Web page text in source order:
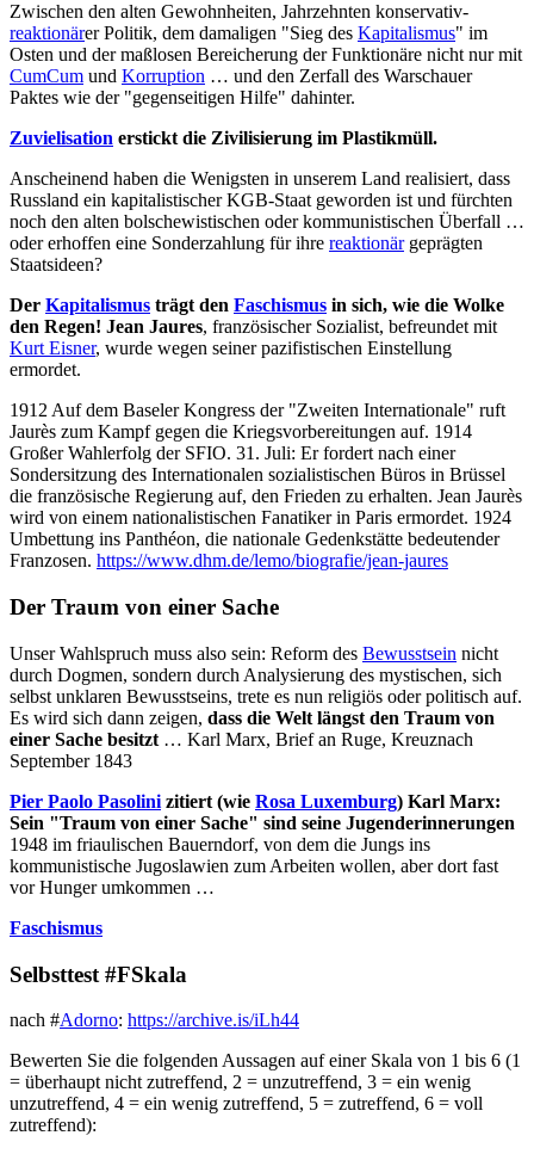
Zwischen den alten Gewohnheiten, Jahrzehnten konservativ-
reaktionärer Politik, dem damaligen "Sieg des Kapitalismus" im
Osten und der maßlosen Bereicherung der Funktionäre nicht nur mit
CumCum und Korruption … und den Zerfall des Warschauer
Paktes wie der "gegenseitigen Hilfe" dahinter.
Zuvielisation erstickt die Zivilisierung im Plastikmüll.
Anscheinend haben die Wenigsten in unserem Land realisiert, dass
Russland ein kapitalistischer KGB-Staat geworden ist und fürchten
noch den alten bolschewistischen oder kommunistischen Überfall …
oder erhoffen eine Sonderzahlung für ihre reaktionärgeprägten
Staatsideen?
Der Kapitalismus trägt den Faschismus in sich, wie die Wolke
den Regen! Jean Jaures, französischer Sozialist, befreundet mit
Kurt Eisner, wurde wegen seiner pazifistischen Einstellung
ermordet.
1912 Auf dem Baseler Kongress der "Zweiten Internationale" ruft
Jaurès zum Kampf gegen die Kriegsvorbereitungen auf. 1914
Großer Wahlerfolg der SFIO. 31. Juli: Er fordert nach einer
Sondersitzung des Internationalen sozialistischen Büros in Brüssel
die französische Regierung auf, den Frieden zu erhalten. Jean Jaurès
wird von einem nationalistischen Fanatiker in Paris ermordet. 1924
Umbettung ins Panthéon, die nationale Gedenkstätte bedeutender
Franzosen. https://www.dhm.de/lemo/biografie/jean-jaures
Der Traum von einer Sache
Unser Wahlspruch muss also sein: Reform des Bewusstsein nicht
durch Dogmen, sondern durch Analysierung des mystischen, sich
selbst unklaren Bewusstseins, trete es nun religiös oder politisch auf.
Es wird sich dann zeigen, dass die Welt längst den Traum von
einer Sache besitzt … Karl Marx, Brief an Ruge, Kreuznach
September 1843
Pier Paolo Pasolini zitiert (wie Rosa Luxemburg) Karl Marx:
Sein "Traum von einer Sache" sind seine Jugenderinnerungen
1948 im friaulischen Bauerndorf, von dem die Jungs ins
kommunistische Jugoslawien zum Arbeiten wollen, aber dort fast
vor Hunger umkommen …
Faschismus
Selbsttest #FSkala
nach #Adorno: https://archive.is/iLh44
Bewerten Sie die folgenden Aussagen auf einer Skala von 1 bis 6 (1
= überhaupt nicht zutreffend, 2 = unzutreffend, 3 = ein wenig
unzutreffend, 4 = ein wenig zutreffend, 5 = zutreffend, 6 = voll
zutreffend):